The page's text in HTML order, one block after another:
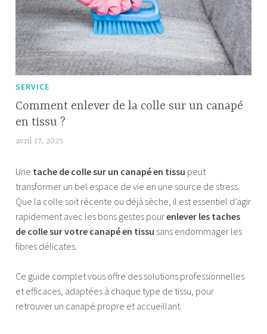
SERVICE
Comment enlever de la colle sur un canapé
en tissu ?
avril 17, 2025
b
i
a
Une tache de colle sur un canapé en tissu peut
transformer un bel espace de vie en une source de stress.
Que la colle soit récente ou déjà sèche, il est essentiel d’agir
rapidement avec les bons gestes pourenlever les taches
de colle sur votre canapé en tissu sans endommager les
fibres délicates.
Ce guide complet vous offre des solutions professionnelles
et efficaces, adaptées à chaque type de tissu, pour
retrouver un canapé propre et accueillant.